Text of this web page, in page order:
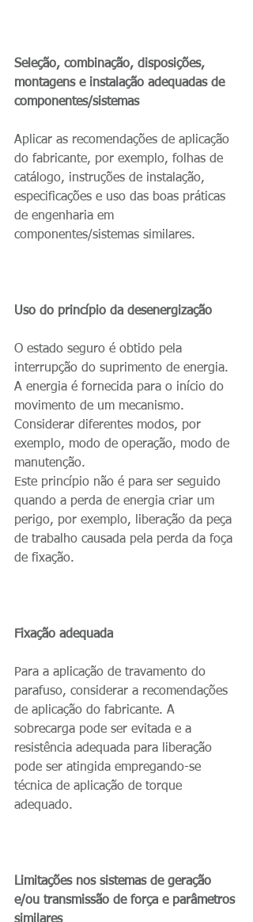
Seleção, combinação, disposições,
montagens e instalação adequadas de
componentes/sistemas
Aplicar as recomendações de aplicação
do fabricante, por exemplo, folhas de
catálogo, instruções de instalação,
especificações e uso das boas práticas
de engenharia em
componentes/sistemas similares.
Uso do princípio da desenergização
O estado seguro é obtido pela
interrupção do suprimento de energia.
A energia é fornecida para o início do
movimento de um mecanismo.
Considerar diferentes modos, por
exemplo, modo de operação, modo de
manutenção.
Este princípio não é para ser seguido
quando a perda de energia criar um
perigo, por exemplo, liberação da peça
de trabalho causada pela perda da foça
de fixação.
Fixação adequada
Para a aplicação de travamento do
parafuso, considerar a recomendações
de aplicação do fabricante. A
sobrecarga pode ser evitada e a
resistência adequada para liberação
pode ser atingida empregando-se
técnica de aplicação de torque
adequado.
Limitações nos sistemas de geração
e/ou transmissão de força e parâmetros